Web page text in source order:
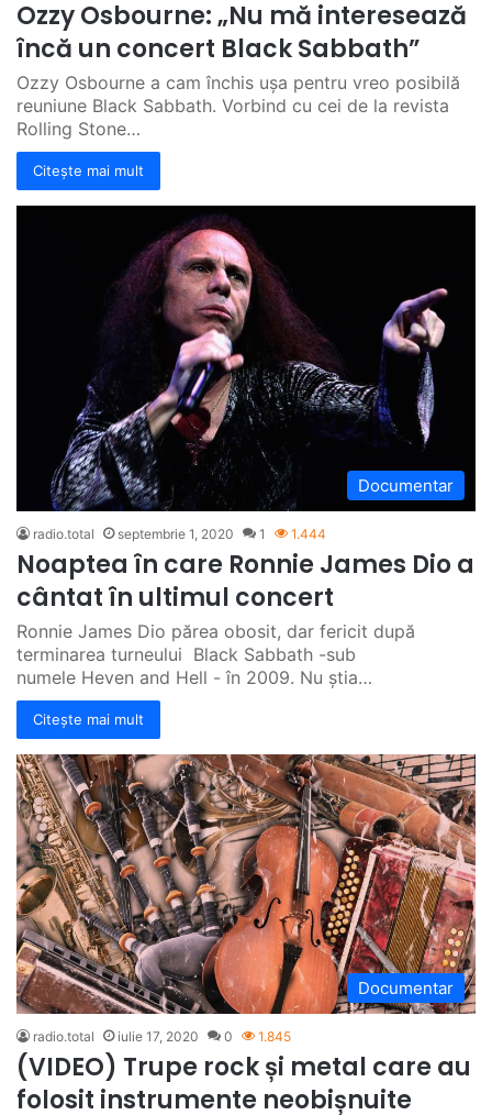
Ozzy Osbourne: „Nu mă interesează
încă un concert Black Sabbath”
Ozzy Osbourne a cam închis ușa pentru vreo posibilă
reuniune Black Sabbath. Vorbind cu cei de la revista
Rolling Stone…
Citește mai mult
Documentar
radio.total septembrie 1, 2020 1 1.444
Noaptea în care Ronnie James Dio a
cântat în ultimul concert
Ronnie James Dio părea obosit, dar fericit după
terminarea turneului Black Sabbath -sub
numele Heven and Hell - în 2009. Nu știa…
Citește mai mult
Documentar
radio.total iulie 17, 2020 0 1.845
(VIDEO) Trupe rock și metal care au
folosit instrumente neobișnuite